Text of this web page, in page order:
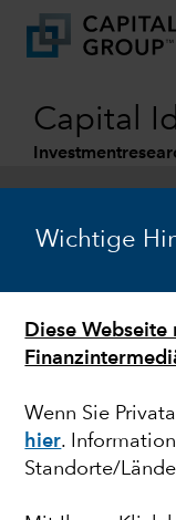
Wichtige
Diese
Wenn Sie
hier.
Standorte/
Capital
MARKTVOLATILITÄT